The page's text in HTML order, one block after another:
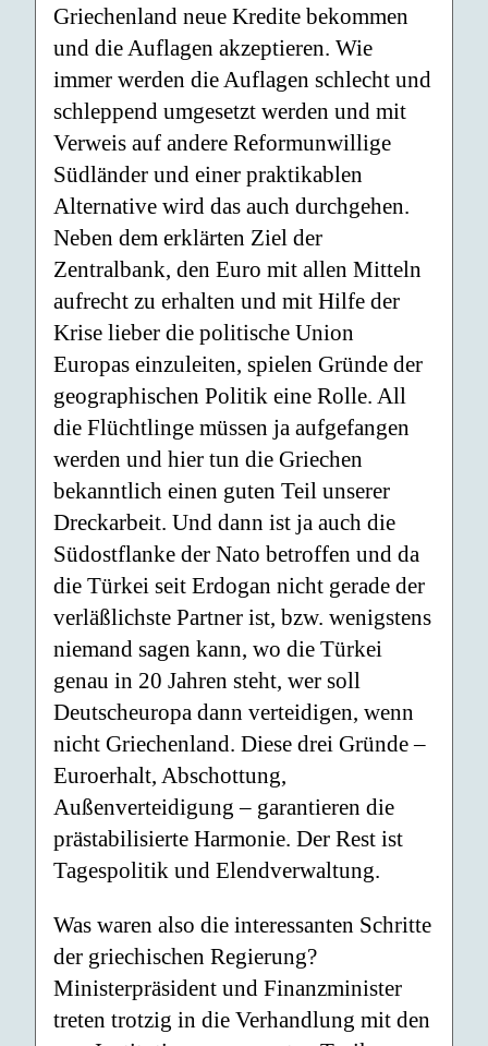
Griechenland neue Kredite bekommen
und die Auflagen akzeptieren. Wie
immer werden die Auflagen schlecht und
schleppend umgesetzt werden und mit
Verweis auf andere Reformunwillige
Südländer und einer praktikablen
Alternative wird das auch durchgehen.
Neben dem erklärten Ziel der
Zentralbank, den Euro mit allen Mitteln
aufrecht zu erhalten und mit Hilfe der
Krise lieber die politische Union
Europas einzuleiten, spielen Gründe der
geographischen Politik eine Rolle. All
die Flüchtlinge müssen ja aufgefangen
werden und hier tun die Griechen
bekanntlich einen guten Teil unserer
Dreckarbeit. Und dann ist ja auch die
Südostflanke der Nato betroffen und da
die Türkei seit Erdogan nicht gerade der
verläßlichste Partner ist, bzw. wenigstens
niemand sagen kann, wo die Türkei
genau in 20 Jahren steht, wer soll
Deutscheuropa dann verteidigen, wenn
nicht Griechenland. Diese drei Gründe –
Euroerhalt, Abschottung,
Außenverteidigung – garantieren die
prästabilisierte Harmonie. Der Rest ist
Tagespolitik und Elendverwaltung.
Was waren also die interessanten Schritte
der griechischen Regierung?
Ministerpräsident und Finanzminister
treten trotzig in die Verhandlung mit den